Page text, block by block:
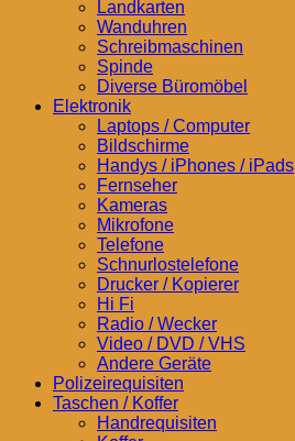
Landkarten
Wanduhren
Schreibmaschinen
Spinde
Diverse Büromöbel
Elektronik
Laptops / Computer
Bildschirme
Handys / iPhones / iPads
Fernseher
Kameras
Mikrofone
Telefone
Schnurlostelefone
Drucker / Kopierer
Hi Fi
Radio / Wecker
Video / DVD / VHS
Andere Geräte
Polizeirequisiten
Taschen / Koffer
Handrequisiten